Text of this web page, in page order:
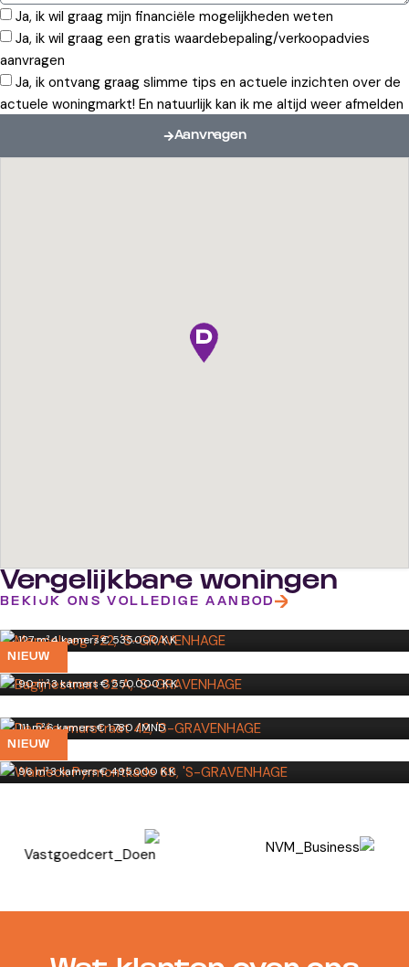
Ja, ik wil graag mijn financiële mogelijkheden weten
Ja, ik wil graag een gratis waardebepaling/verkoopadvies
aanvragen
Ja, ik ontvang graag slimme tips en actuele inzichten over de
actuele woningmarkt! En natuurlijk kan ik me altijd weer afmelden
Aanvragen
Vergelijkbare woningen
BEKIJK ONS VOLLEDIGE AANBOD
NIEUW
Meppelweg 722
'S-GRAVENHAGE
127 m²·4 kamers·€ 535.000 K.K.
Bagijnestraat 32 A
'S-GRAVENHAGE
90 m²·3 kamers·€ 550.000 K.K.
NIEUW
De Réaumurstraat 42
'S-GRAVENHAGE
111 m²·6 kamers·€ 1.780 /MND
Waldeck Pyrmontkade 69
'S-GRAVENHAGE
96 m²·3 kamers·€ 495.000 K.K.